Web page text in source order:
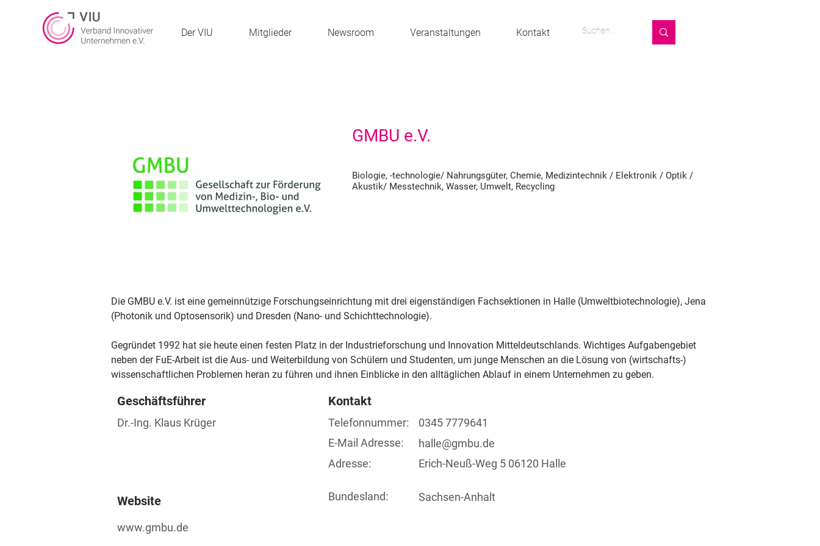
Der VIU Mitglieder Newsroom Veranstaltungen Kontakt
GMBU e.V.
Biologie, -technologie/ Nahrungsgüter, Chemie, Medizintechnik / Elektronik / Optik /
Akustik/ Messtechnik, Wasser, Umwelt, Recycling
Die GMBU e.V. ist eine gemeinnützige Forschungseinrichtung mit drei eigenständigen Fachsektionen in Halle (Umweltbiotechnologie), Jena
(Photonik und Optosensorik) und Dresden (Nano- und Schichttechnologie).
Gegründet 1992 hat sie heute einen festen Platz in der Industrieforschung und Innovation Mitteldeutschlands. Wichtiges Aufgabengebiet
neben der FuE-Arbeit ist die Aus- und Weiterbildung von Schülern und Studenten, um junge Menschen an die Lösung von (wirtschafts-)
wissenschaftlichen Problemen heran zu führen und ihnen Einblicke in den alltäglichen Ablauf in einem Unternehmen zu geben.
Geschäftsführer
Dr.-Ing. Klaus Krüger
Website
Kontakt
Telefonnummer:
E-Mail Adresse:
Adresse:
0345 7779641
halle@gmbu.de
Erich-Neuß-Weg 5 06120 Halle
Bundesland: Sachsen-Anhalt
www.gmbu.de